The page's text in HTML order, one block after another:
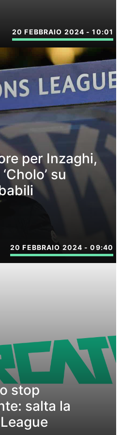
20 FEBBRAIO 2024 - 10:01
per Inzaghi,
su
20 FEBBRAIO 2024 - 09:40
stop
salta la